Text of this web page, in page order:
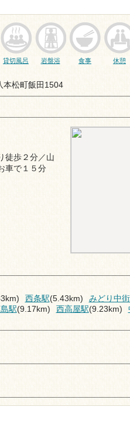
貸切風呂 岩盤浴 食事 休憩
本松町飯田1504
徒歩２分／山
車で１５分
西条駅(5.43km) みどり中
駅(9.17km) 西高屋駅(9.23km)